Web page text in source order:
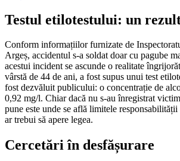
Testul etilotestului: un
Conform informațiilor furnizate de
Argeș, accidentul s-a soldat doar cu pagube
acestui incident se ascunde o realitate
vârstă de 44 de ani, a fost supus unui test
fost dezvăluit publicului: o concentrație de
0,92 mg/l. Chiar dacă nu s-au înregistrat
pune este unde se află limitele responsabilității
ar trebui să apere legea.
Cercetări în desfășurare